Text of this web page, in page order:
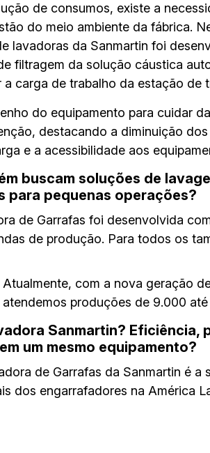
de consumos, existe a
do meio ambiente da fábrica.
lavadoras da Sanmartin foi
filtragem da solução cáustica
carga de trabalho da estação de
do equipamento para cuidar
destacando a diminuição
e a acessibilidade aos
buscam soluções de
para pequenas operações?
de Garrafas foi desenvolvida
de produção. Para todos os
Atualmente, com a nova geração
atendemos produções de 9.000
Sanmartin? Eficiência,
um mesmo equipamento?
de Garrafas da Sanmartin é a
dos engarrafadores na América